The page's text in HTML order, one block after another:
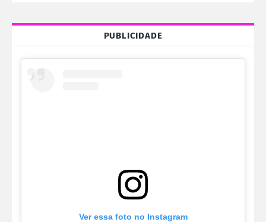
PUBLICIDADE
Ver essa foto no Instagram